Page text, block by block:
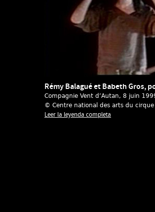
Rémy Balagué et Babeth Gros,
Compagnie Vent d’Autan, 8 juin
© Centre national des arts du cirque
Leer la leyenda completa